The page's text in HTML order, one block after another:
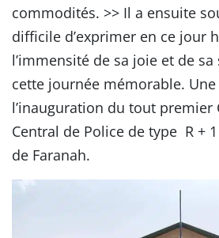
commodités. >> Il a ensuite
difficile d’exprimer en ce jour
l’immensité de sa joie et de
cette journée mémorable.
l’inauguration du tout premier
Central de Police de type R +
de Faranah.